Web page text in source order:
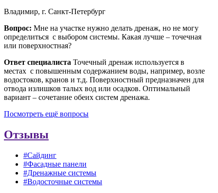
Владимир, г. Санкт-Петербург
Вопрос: Мне на участке нужно делать дренаж, но не могу
определиться с выбором системы. Какая лучше – точечная
или поверхностная?
Ответ специалиста Точечный дренаж используется в
местах с повышенным содержанием воды, например, возле
водостоков, кранов и т.д. Поверхностный предназначен для
отвода излишков талых вод или осадков. Оптимальный
вариант – сочетание обеих систем дренажа.
Посмотреть ещё вопросы
Отзывы
#Сайдинг
#Фасадные панели
#Дренажные системы
#Водосточные системы